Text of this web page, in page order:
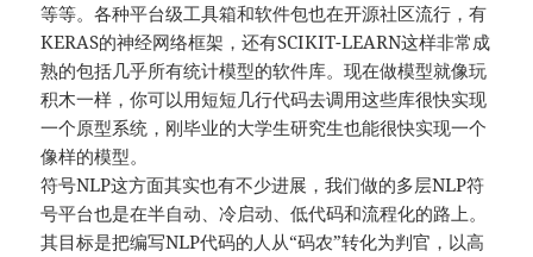
等等。各种平台级工具箱和软件包也在开源社区流行，有
KERAS的神经网络框架，还有SCIKIT-LEARN这样非常成
熟的包括几乎所有统计模型的软件库。现在做模型就像玩
积木一样，你可以用短短几行代码去调用这些库很快实现
一个原型系统，刚毕业的大学生研究生也能很快实现一个
像样的模型。
符号NLP这方面其实也有不少进展，我们做的多层NLP符
号平台也是在半自动、冷启动、低代码和流程化的路上。
其目标是把编写NLP代码的人从“码农”转化为判官，以高